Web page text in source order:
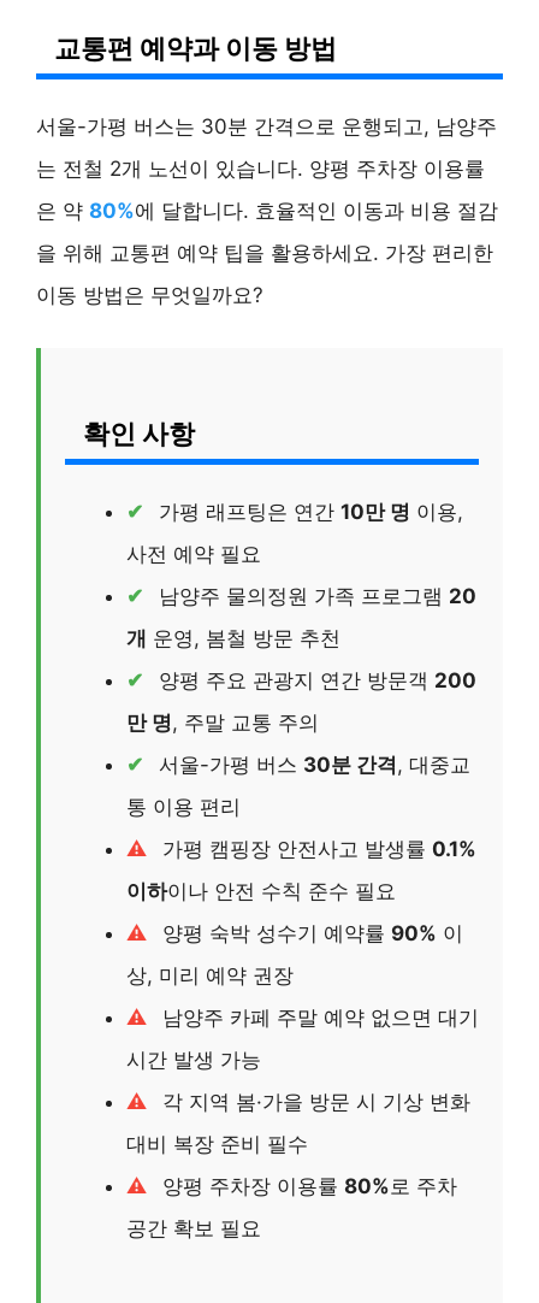
교통편 예약과 이동 방법
서울-가평 버스는 30분 간격으로 운행되고, 남양주
는 전철 2개 노선이 있습니다. 양평 주차장 이용률
은 약 80%에 달합니다. 효율적인 이동과 비용 절감
을 위해 교통편 예약 팁을 활용하세요. 가장 편리한
이동 방법은 무엇일까요?
확인 사항
가평 래프팅은 연간 10만 명 이용,
사전 예약 필요
남양주 물의정원 가족 프로그램 20
개 운영, 봄철 방문 추천
양평 주요 관광지 연간 방문객 200
만 명, 주말 교통 주의
서울-가평 버스 30분 간격, 대중교
통 이용 편리
가평 캠핑장 안전사고 발생률 0.1%
이하이나 안전 수칙 준수 필요
양평 숙박 성수기 예약률 90% 이
상, 미리 예약 권장
남양주 카페 주말 예약 없으면 대기
시간 발생 가능
각 지역 봄·가을 방문 시 기상 변화
대비 복장 준비 필수
양평 주차장 이용률 80% 로 주차
공간 확보 필요